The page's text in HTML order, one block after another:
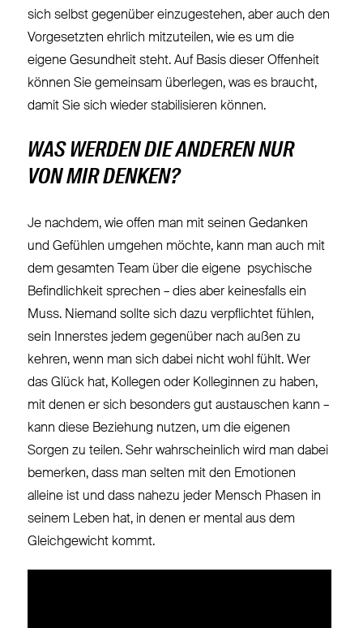
sich selbst gegenüber einzugestehen, aber auch den
Vorgesetzten ehrlich mitzuteilen, wie es um die
eigene Gesundheit steht. Auf Basis dieser Offenheit
können Sie gemeinsam überlegen, was es braucht,
damit Sie sich wieder stabilisieren können.
WAS WERDEN DIE ANDEREN NUR
VON MIR DENKEN?
Je nachdem, wie offen man mit seinen Gedanken
und Gefühlen umgehen möchte, kann man auch mit
dem gesamten Team über die eigene psychische
Befindlichkeit sprechen – dies aber keinesfalls ein
Muss. Niemand sollte sich dazu verpflichtet fühlen,
sein Innerstes jedem gegenüber nach außen zu
kehren, wenn man sich dabei nicht wohl fühlt. Wer
das Glück hat, Kollegen oder Kolleginnen zu haben,
mit denen er sich besonders gut austauschen kann –
kann diese Beziehung nutzen, um die eigenen
Sorgen zu teilen. Sehr wahrscheinlich wird man dabei
bemerken, dass man selten mit den Emotionen
alleine ist und dass nahezu jeder Mensch Phasen in
seinem Leben hat, in denen er mental aus dem
Gleichgewicht kommt.